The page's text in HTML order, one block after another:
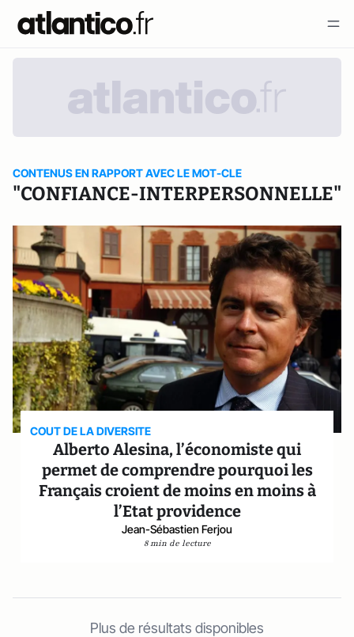
CONTENUS EN RAPPORT AVEC LE MOT-CLE
"CONFIANCE-INTERPERSONNELLE"
COUT DE LA DIVERSITE
Alberto Alesina, l’économiste qui
permet de comprendre pourquoi les
Français croient de moins en moins à
l’Etat providence
Jean-Sébastien Ferjou
8 min de lecture
Plus de résultats disponibles